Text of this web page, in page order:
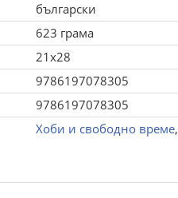
български
623 грама
21x28
9786197078305
9786197078305
Хоби и свободно време,